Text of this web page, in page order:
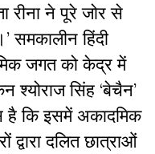
ने पूरे जोर से
समकालीन हिंदी
जगत को केद्र में
श्योराज सिंह ‘बेचैन’
है कि इसमें अकादमिक
दलित छात्राओं